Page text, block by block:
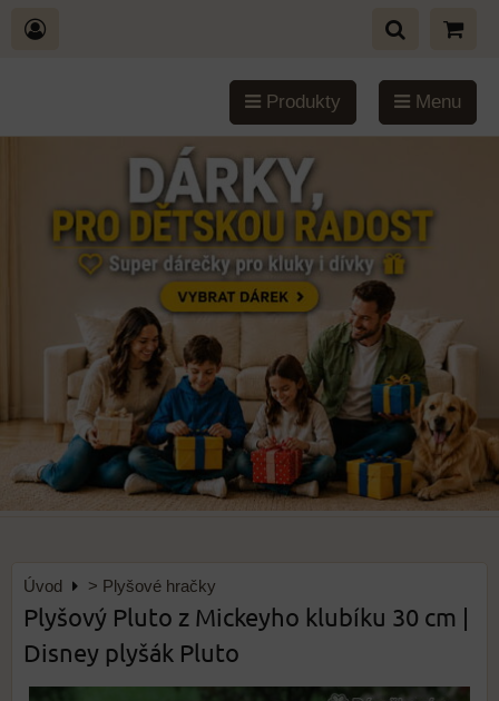
Produkty Menu
Úvod > Plyšové hračky
Plyšový Pluto z Mickeyho klubíku 30 cm |
Disney plyšák Pluto